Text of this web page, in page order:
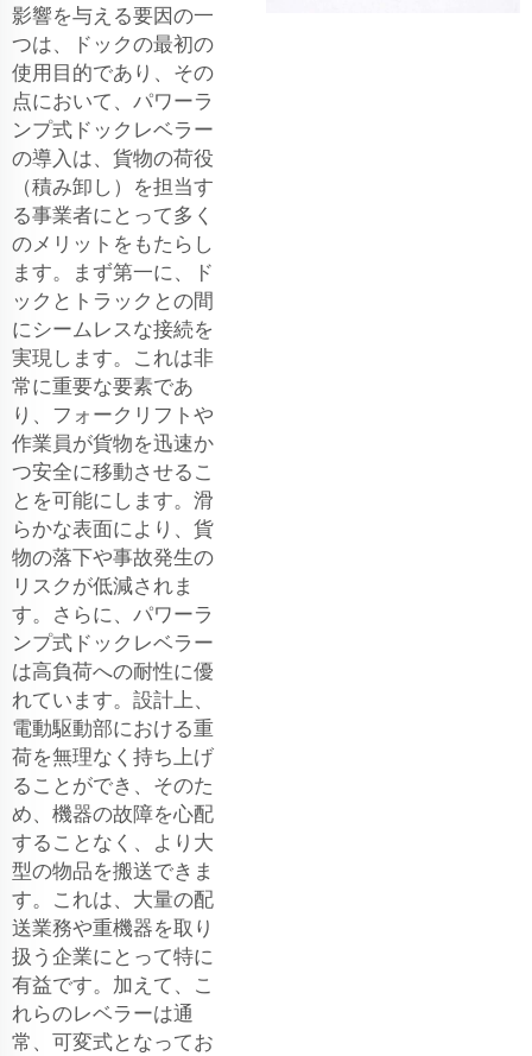
影響を与える要因の一
つは、ドックの最初の
使用目的であり、その
点において、パワーラ
ンプ式ドックレベラー
の導入は、貨物の荷役
（積み卸し）を担当す
る事業者にとって多く
のメリットをもたらし
ます。まず第一に、ド
ックとトラックとの間
にシームレスな接続を
実現します。これは非
常に重要な要素であ
り、フォークリフトや
作業員が貨物を迅速か
つ安全に移動させるこ
とを可能にします。滑
らかな表面により、貨
物の落下や事故発生の
リスクが低減されま
す。さらに、パワーラ
ンプ式ドックレベラー
は高負荷への耐性に優
れています。設計上、
電動駆動部における重
荷を無理なく持ち上げ
ることができ、そのた
め、機器の故障を心配
することなく、より大
型の物品を搬送できま
す。これは、大量の配
送業務や重機器を取り
扱う企業にとって特に
有益です。加えて、こ
れらのレベラーは通
常、可変式となってお